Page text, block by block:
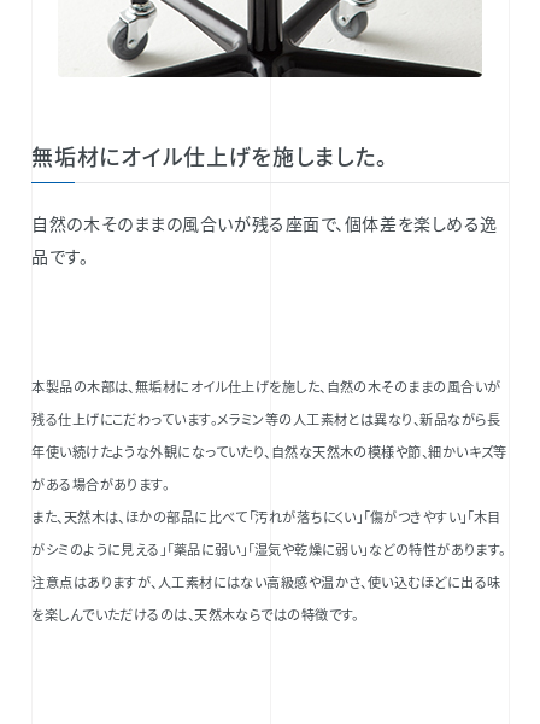
無垢材にオイル仕上げを施しました。
自然の木そのままの風合いが残る座面で、個体差を楽しめる逸
品です。
本製品の木部は、無垢材にオイル仕上げを施した、自然の木そのままの風合いが
残る仕上げにこだわっています。メラミン等の人工素材とは異なり、新品ながら長
年使い続けたような外観になっていたり、自然な天然木の模様や節、細かいキズ等
がある場合があります。
また、天然木は、ほかの部品に比べて「汚れが落ちにくい」「傷がつきやすい」「木目
がシミのように見える」「薬品に弱い」「湿気や乾燥に弱い」などの特性があります。
注意点はありますが、人工素材にはない高級感や温かさ、使い込むほどに出る味
を楽しんでいただけるのは、天然木ならではの特徴です。